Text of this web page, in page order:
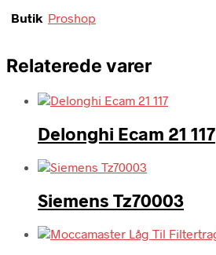
Butik Proshop
Relaterede varer
Delonghi Ecam 21 117
Siemens Tz70003